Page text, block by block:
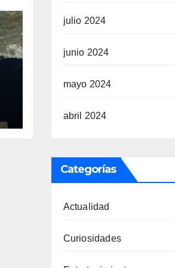
julio 2024
junio 2024
mayo 2024
abril 2024
Categorías
Actualidad
Curiosidades